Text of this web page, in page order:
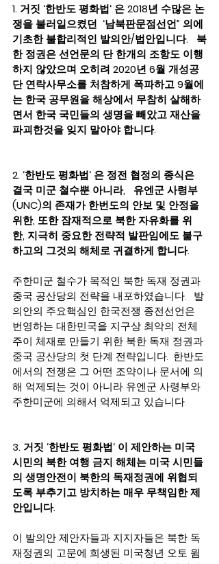
1. 거짓 ‘한반도 평화법‘ 은 2018년 수많은 논
쟁을 불러일으켰던  ‘남북판문점선언” 의에
기초한 불합리적인 발의안/법안입니다.   북
한 정권은 선언문의 단 한개의 조항도 이행
하지 않았으며 오히려 2020년 6월 개성공
단 연락사무소를 처참하게 폭파하고 9월에
는 한국 공무원을 해상에서 무참히 살해하
면서 한국 국민들의 생명을 빼았고 재산을
파괴한것을 잊지 말아야 합니다.
2. ‘한반도 평화법‘ 은 정전 협정의 종식은
결국 미군 철수뿐 아니라,   유엔군 사령부
(UNC)의 존재가 한번도의 안보 및 안정을
위한, 또한 잠재적으로 북한 자유화를 위
한, 지극히 중요한 전략적 발판임에도 불구
하고의 그것의 해체로 귀결하게 합니다.
주한미군 철수가 목적인 북한 독재 정권과
중국 공산당의 전략을 내포하였습니다.   발
의안의 주요핵심인 한국전쟁 종전선언은
번영하는 대한민국을 지구상 최악의 전체
주이 체재로 만들기 위한 북한 독재 정권과
중국 공산당의 첫 단계 전략입니다.  한반도
에서의 전쟁은 그 어떤 조약이나 문서에 의
해 억제되는 것이 아니라 유엔군 사령부와
주한미군에 의해서 억제되고 있습니다.
3. 거짓 ‘한반도 평화법‘ 이 제안하는 미국
시민의 북한 여행 금지 해체는 미국 시민들
의 생명안전이 북한의 독재정권에 위협되
도록 부추기고 방치하는 매우 무책임한 제
안입니다.
이 발의안 제안자들과 지지자들은 북한 독
재정권의 고문에 희생된 미국청년 오토 윔